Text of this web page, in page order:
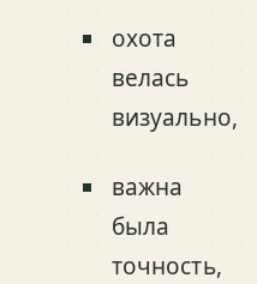
охота
велась
визуально,
важна
была
точность,